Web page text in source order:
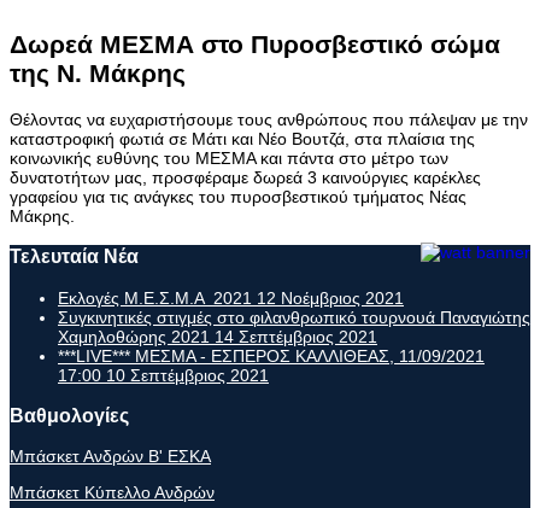
Δωρεά ΜΕΣΜΑ στο Πυροσβεστικό σώμα
της Ν. Μάκρης
Θέλοντας να ευχαριστήσουμε τους ανθρώπους που πάλεψαν με την
καταστροφική φωτιά σε Μάτι και Νέο Βουτζά, στα πλαίσια της
κοινωνικής ευθύνης του ΜΕΣΜΑ και πάντα στο μέτρο των
δυνατοτήτων μας, προσφέραμε δωρεά 3 καινούργιες καρέκλες
γραφείου για τις ανάγκες του πυροσβεστικού τμήματος Νέας
Μάκρης.
Τελευταία Νέα
Εκλογές Μ.Ε.Σ.Μ.Α 2021 12 Νοέμβριος 2021
Συγκινητικές στιγμές στο φιλανθρωπικό τουρνουά Παναγιώτης
Χαμηλοθώρης 2021 14 Σεπτέμβριος 2021
***LIVE*** ΜΕΣΜΑ - ΕΣΠΕΡΟΣ ΚΑΛΛΙΘΕΑΣ, 11/09/2021
17:00 10 Σεπτέμβριος 2021
Βαθμολογίες
Μπάσκετ Ανδρών Β' ΕΣΚΑ
Μπάσκετ Κύπελλο Ανδρών